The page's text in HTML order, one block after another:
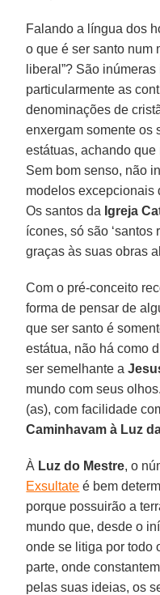
Falando a língua dos
o que é ser santo num
liberal”? São
particularmente as
denominações de
enxergam somente os
estátuas, achando
Sem bom senso, não
modelos excepcionais
Os santos da Igreja
ícones, só são ‘santos
graças às suas obras
Com o pré-conceito
forma de pensar de
que ser santo é
estátua, não há como
ser semelhante a
mundo com seus
(as), com facilidade
Caminhavam à Luz
À Luz do Mestre, o
Exsultate é bem
porque possuirão a
mundo que, desde o
onde se litiga por todo
parte, onde
pelas suas ideias, os